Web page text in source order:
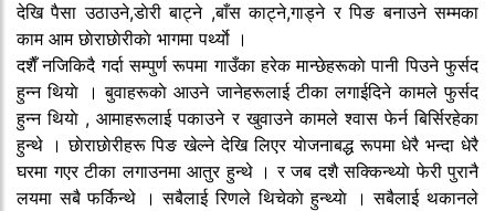
देखि पैसा उठाउने,डाेरी बाट्ने ,बाँस काट्ने,गाड्ने र पिङ बनाउने सम्मका
काम आम छाेराछाेरीकाे भागमा पर्थ्याे ।
दशैँ नजिकिदै गर्दा सम्पुर्ण रूपमा गाउँका हरेक मान्छेहरूकाे पानी पिउने फुर्सद
हुन्न थियाे । बुवाहरूकाे आउने जानेहरूलाई टीका लगाईदिने कामले फुर्सद
हुन्न थियाे , आमाहरूलाई पकाउने र खुवाउने कामले श्वास फेर्न बिर्सिरहेका
हुन्थे । छाेराछाेरीहरू पिङ खेल्ने देखि लिएर याेजनाबद्ध रूपमा धेरै भन्दा धेरै
घरमा गएर टीका लगाउनमा आतुर हुन्थे । र जब दशै सक्किन्थ्याे फेरी पुरानै
लयमा सबै फर्किन्थे । सबैलाई रिणले थिचेकाे हुन्थ्याे । सबैलाई थकानले